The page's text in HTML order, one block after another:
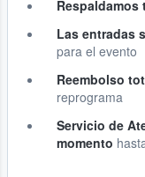
Las entradas
para el evento
Reembolso
reprograma
Servicio de
momento